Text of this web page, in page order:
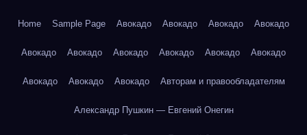
Home Sample Page Авокадо Авокадо Авокадо Авокадо
Авокадо Авокадо Авокадо Авокадо Авокадо Авокадо
Авокадо Авокадо Авокадо Авторам и правообладателям
Александр Пушкин — Евгений Онегин